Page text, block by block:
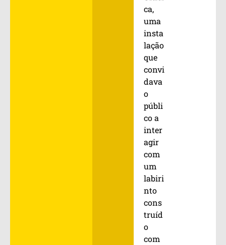
ca,
uma
insta
lação
que
convi
dava
o
públi
co a
inter
agir
com
um
labiri
nto
cons
truíd
o
com